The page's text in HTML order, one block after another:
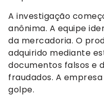
A investigação
anônima. A equipe
da mercadoria. O
adquirido mediante
documentos falsos e
fraudados. A
golpe.